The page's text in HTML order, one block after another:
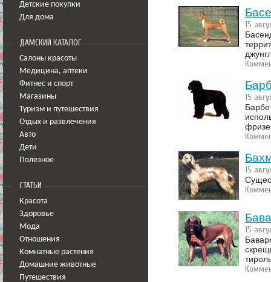
Детские покупки
Для дома
ДАМСКИЙ КАТАЛОГ
Салоны красоты
Медицина, аптеки
Фитнес и спорт
Магазины
Туризм и путешествия
Отдых и развлечения
Авто
Дети
Полезное
СТАТЬИ
Красота
Здоровье
Мода
Отношения
Комнатные растения
Домашние животные
Путешествия
15
15
15
15